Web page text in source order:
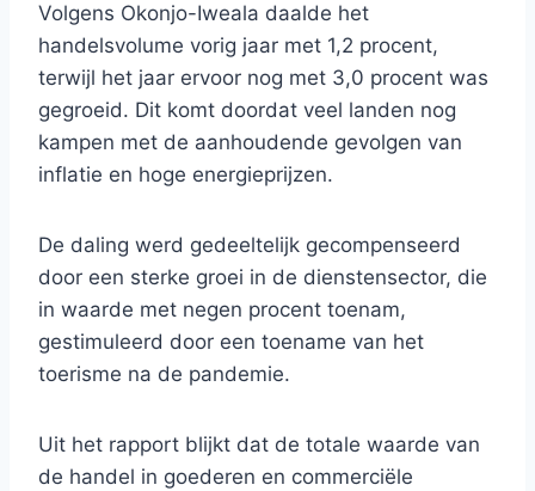
Volgens Okonjo-Iweala daalde het
handelsvolume vorig jaar met 1,2 procent,
terwijl het jaar ervoor nog met 3,0 procent was
gegroeid. Dit komt doordat veel landen nog
kampen met de aanhoudende gevolgen van
inflatie en hoge energieprijzen.
De daling werd gedeeltelijk gecompenseerd
door een sterke groei in de dienstensector, die
in waarde met negen procent toenam,
gestimuleerd door een toename van het
toerisme na de pandemie.
Uit het rapport blijkt dat de totale waarde van
de handel in goederen en commerciële